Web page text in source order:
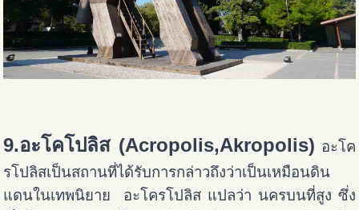
9.อะโคโปลิส (Acropolis,Akropolis) อะโค
รโปลิสเป็นสถานที่ได้รับการกล่าวถึงว่าเป็นเหมือนดิน
แดนในเทพนิยาย อะโครโปลิส แปลว่า นครบนที่สูง ซึ่ง